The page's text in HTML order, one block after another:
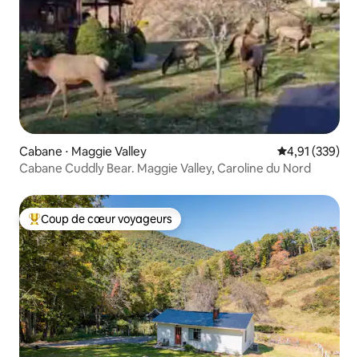
Cabane ⋅ Maggie Valley Évaluation
4,91 (339)
Cabane Cuddly Bear. Maggie Valley, Caroline du Nord
Coups de cœur voyageurs les plus appréciés
Coup de cœur voyageurs